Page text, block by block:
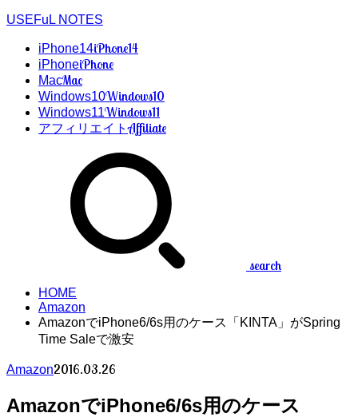
USEFuL NOTES
iPhone14iPhone14
iPhoneiPhone
MacMac
Windows10Windows10
Windows11Windows11
アフィリエイトAffiliate
search
HOME
Amazon
AmazonでiPhone6/6s用のケース「KINTA」がSpring
Time Saleで激安
Amazon2016.03.26
AmazonでiPhone6/6s用のケース